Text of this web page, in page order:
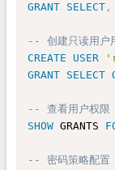
GRANT SELECT ,
-- 创建只读用户
CREATE
USER
GRANT SELECT
-- 查看用户权限
SHOW GRANTS
-- 密码策略配置